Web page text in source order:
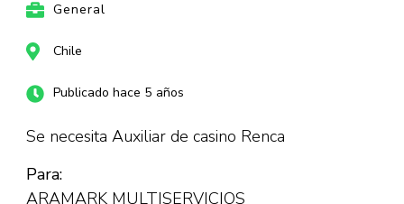
General
Chile
Publicado hace 5 años
Se necesita Auxiliar de casino Renca
Para:
ARAMARK MULTISERVICIOS